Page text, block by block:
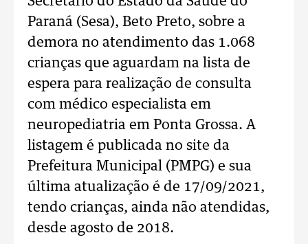
Paraná (Sesa), Beto Preto, sobre a
demora no atendimento das 1.068
crianças que aguardam na lista de
espera para realização de consulta
com médico especialista em
neuropediatria em Ponta Grossa. A
listagem é publicada no site da
Prefeitura Municipal (PMPG) e sua
última atualização é de 17/09/2021,
tendo crianças, ainda não atendidas,
desde agosto de 2018.